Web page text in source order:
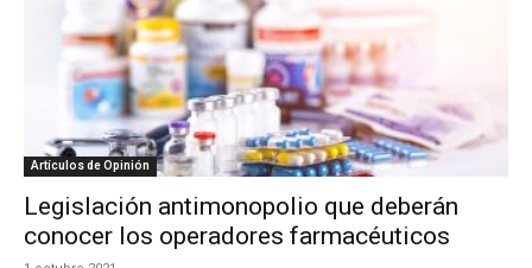
Artículos de Opinión
Legislación antimonopolio que deberán
conocer los operadores farmacéuticos